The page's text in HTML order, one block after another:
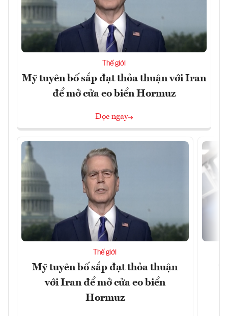
Thế giới
Mỹ tuyên bố sắp đạt thỏa thuận với Iran
để mở cửa eo biển Hormuz
Đọc ngay
Thế giới
Mỹ tuyên bố sắp đạt thỏa thuận
với Iran để mở cửa eo biển
Hormuz